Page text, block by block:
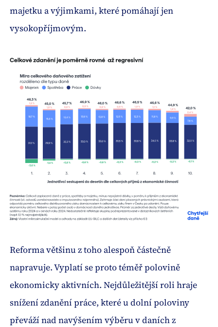
majetku a výjimkami, které pomáhají jen
vysokopříjmovým.
Reforma většinu z toho alespoň částečně
napravuje. Vyplatí se proto téměř polovině
ekonomicky aktivních. Nejdůležitější roli hraje
snížení zdanění práce, které u dolní poloviny
převáží nad navýšením výběru v daních z